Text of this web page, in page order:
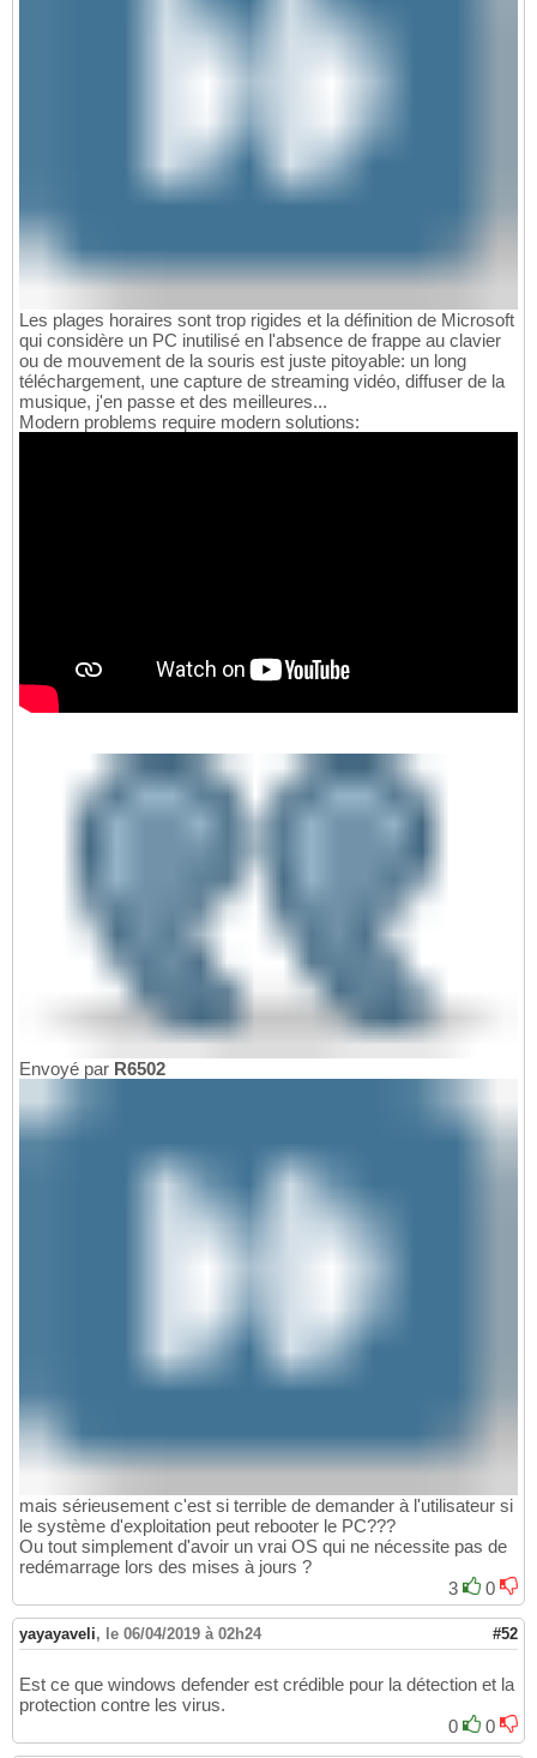
Les plages horaires sont trop rigides et la définition de Microsoft
qui considère un PC inutilisé en l'absence de frappe au clavier
ou de mouvement de la souris est juste pitoyable: un long
téléchargement, une capture de streaming vidéo, diffuser de la
musique, j'en passe et des meilleures...
Modern problems require modern solutions:
Envoyé par R6502
mais sérieusement c'est si terrible de demander à l'utilisateur si
le système d'exploitation peut rebooter le PC???
Ou tout simplement d'avoir un vrai OS qui ne nécessite pas de
redémarrage lors des mises à jours ?
3
0
yayayaveli, le 06/04/2019 à 02h24 #52
Est ce que windows defender est crédible pour la détection et la
protection contre les virus.
0
0